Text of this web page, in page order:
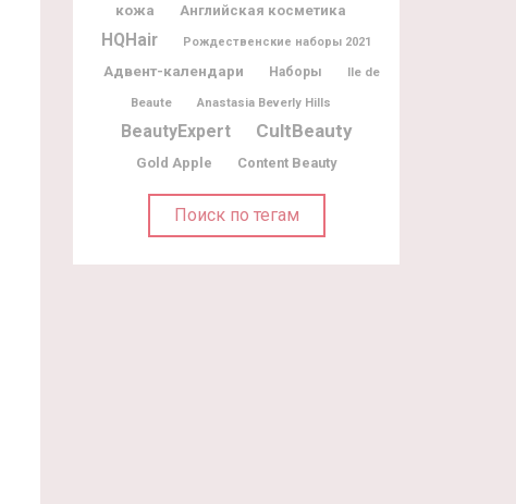
кожа
Английская косметика
HQHair Рождественские наборы 2021
Адвент-календари Наборы
Ile de
Beaute
Anastasia Beverly Hills
BeautyExpert CultBeauty
Gold Apple Content Beauty
Поиск по тегам